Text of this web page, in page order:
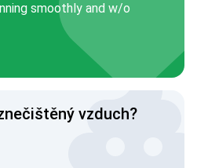
smoothly and w/o
vzduch?